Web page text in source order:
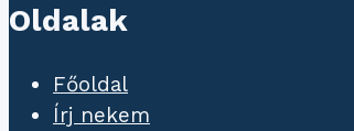
Oldalak
Főoldal
Írj nekem